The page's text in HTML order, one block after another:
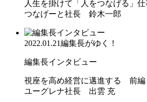
人生を掛けて「人をつなげる」
つなげーと社長 鈴木一郎
2022.01.21編集長がゆく！
編集長インタビュー
視座を高め経営に邁進する 前編
ユーグレナ社長 出雲 充